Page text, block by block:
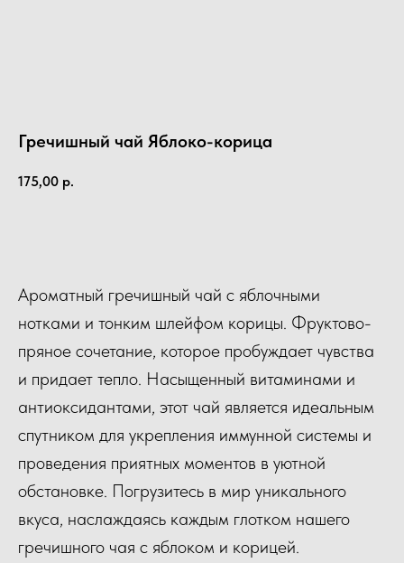
Гречишный чай Яблоко-корица
175,00 р.
Ароматный гречишный чай с яблочными
нотками и тонким шлейфом корицы. Фруктово-
пряное сочетание, которое пробуждает чувства
и придает тепло. Насыщенный витаминами и
антиоксидантами, этот чай является идеальным
спутником для укрепления иммунной системы и
проведения приятных моментов в уютной
обстановке. Погрузитесь в мир уникального
вкуса, наслаждаясь каждым глотком нашего
гречишного чая с яблоком и корицей.